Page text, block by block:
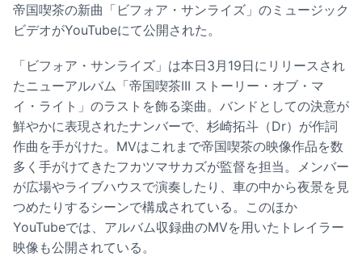
帝国喫茶の新曲「ビフォア・サンライズ」のミュージック
ビデオがYouTubeにて公開された。
「ビフォア・サンライズ」は本日3月19日にリリースされ
たニューアルバム「帝国喫茶III ストーリー・オブ・マ
イ・ライト」のラストを飾る楽曲。バンドとしての決意が
鮮やかに表現されたナンバーで、杉崎拓斗（Dr）が作詞
作曲を手がけた。MVはこれまで帝国喫茶の映像作品を数
多く手がけてきたフカツマサカズが監督を担当。メンバー
が広場やライブハウスで演奏したり、車の中から夜景を見
つめたりするシーンで構成されている。このほか
YouTubeでは、アルバム収録曲のMVを用いたトレイラー
映像も公開されている。